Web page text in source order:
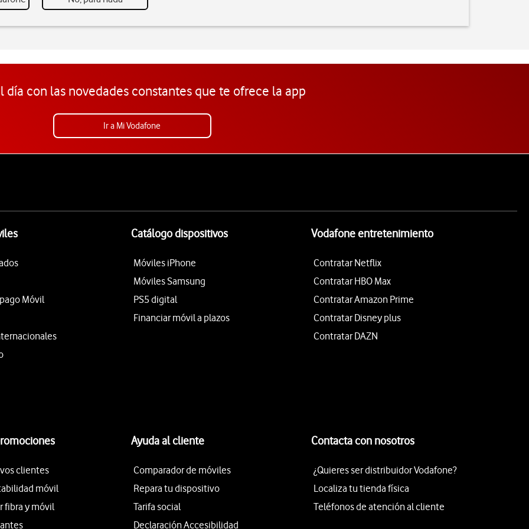
día con las novedades constantes que te ofrece la app
Ir a Mi Vodafone
Móvil
Catálogo dispositivos
Móviles iPhone
Móviles Samsung
PS5 digital
Financiar móvil a plazos
Vodafone entretenimiento
Contratar Netflix
Contratar HBO Max
Contratar Amazon Prime
Contratar Disney plus
Contratar DAZN
clientes
móvil
fibra y móvil
Ayuda al cliente
Comparador de móviles
Repara tu dispositivo
Tarifa social
Declaración Accesibilidad
Contacta con nosotros
¿Quieres ser distribuidor Vodafone?
Localiza tu tienda física
Teléfonos de atención al cliente